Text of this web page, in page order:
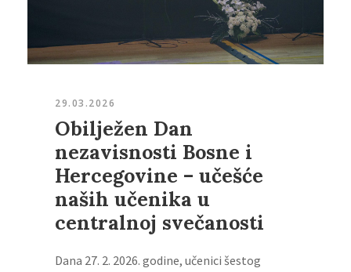
29.03.2026
Obilježen Dan
nezavisnosti Bosne i
Hercegovine – učešće
naših učenika u
centralnoj svečanosti
Dana 27. 2. 2026. godine, učenici šestog